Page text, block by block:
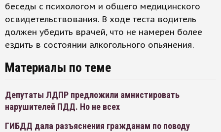
беседы с психологом и общего медицинского
освидетельствования. В ходе теста водитель
должен убедить врачей, что не намерен более
ездить в состоянии алкогольного опьянения.
Материалы по теме
Депутаты ЛДПР предложили амнистировать
нарушителей ПДД. Но не всех
ГИБДД дала разъяснения гражданам по поводу